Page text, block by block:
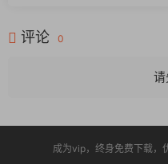
评论 0
请
成为vip，终身免费下载